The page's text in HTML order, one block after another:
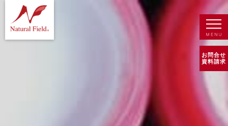
お問合せ
資料請求